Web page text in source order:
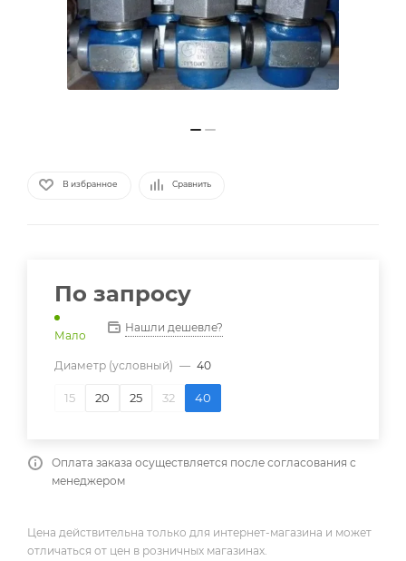
В избранное Сравнить
По запросу
Мало
Нашли дешевле?
Диаметр (условный) — 40
15 20 25 32 40
Оплата заказа осуществляется после согласования с
менеджером
Цена действительна только для интернет-магазина и может
отличаться от цен в розничных магазинах.